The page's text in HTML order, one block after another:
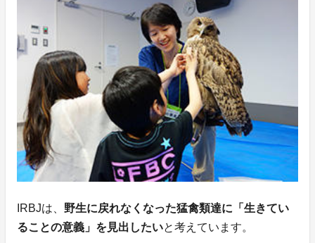
IRBJは、 野生に戻れなくなった猛禽類達に「生きてい
ることの意義」を見出したいと考えています。